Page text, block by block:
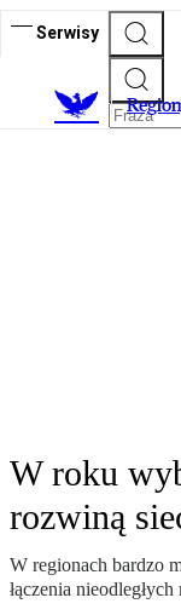
Serwisy
R
W roku
rozwiną
W regionach bardzo
łączenia